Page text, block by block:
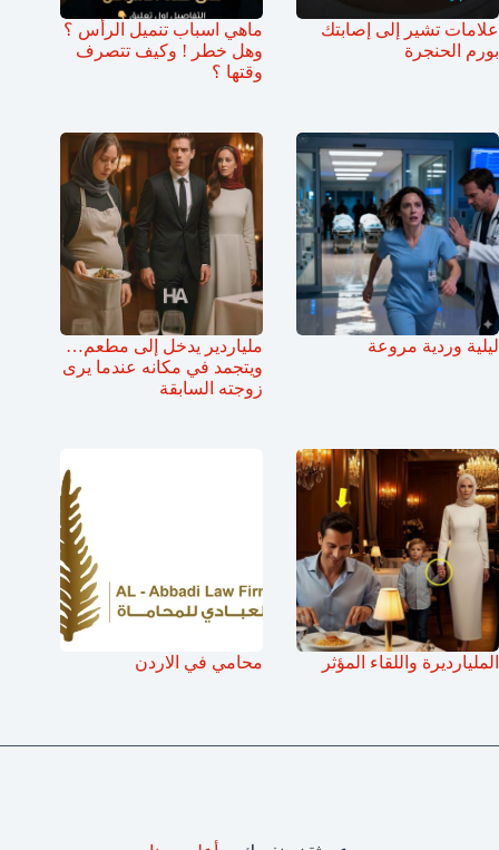
علامات تشير إلى إصابتك
بورم الحنجرة
ماهي اسباب تنميل الرأس ؟
وهل خطر ! وكيف تتصرف
وقتها ؟
ليلية وردية مروعة
ملياردير يدخل إلى مطعم…
ويتجمد في مكانه عندما يرى
زوجته السابقة
المليارديرة واللقاء المؤثر محامي في الاردن